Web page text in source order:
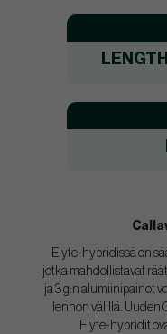
LENGTH
Elyte-hybridissä on
jotka mahdollistavat
ja 3 g:n alumiinipainot
lennon välillä. Uuden
Elyte-hybridit